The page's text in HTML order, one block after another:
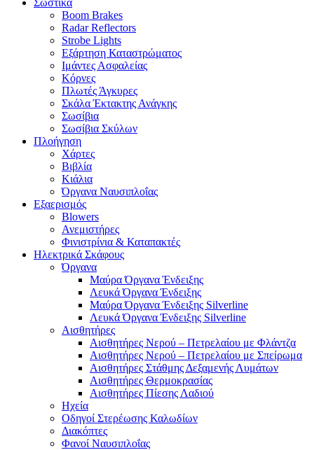
Σωστικά
Boom Brakes
Radar Reflectors
Strobe Lights
Εξάρτηση Καταστρώματος
Ιμάντες Ασφαλείας
Κόρνες
Πλωτές Άγκυρες
Σκάλα Έκτακτης Ανάγκης
Σωσίβια
Σωσίβια Σκύλων
Πλοήγηση
Χάρτες
Βιβλία
Κιάλια
Όργανα Ναυσιπλοΐας
Εξαερισμός
Blowers
Ανεμιστήρες
Φινιστρίνια & Καταπακτές
Ηλεκτρικά Σκάφους
Όργανα
Μαύρα Όργανα Ένδειξης
Λευκά Όργανα Ένδειξης
Μαύρα Όργανα Ένδειξης Silverline
Λευκά Όργανα Ένδειξης Silverline
Αισθητήρες
Αισθητήρες Νερού – Πετρελαίου με Φλάντζα
Αισθητήρες Νερού – Πετρελαίου με Σπείρωμα
Αισθητήρες Στάθμης Δεξαμενής Λυμάτων
Αισθητήρες Θερμοκρασίας
Αισθητήρες Πίεσης Λαδιού
Ηχεία
Οδηγοί Στερέωσης Καλωδίων
Διακόπτες
Φανοί Ναυσιπλοΐας